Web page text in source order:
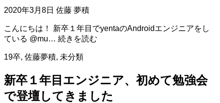
2020年3月8日 佐藤 夢積
こんにちは！ 新卒１年目でyentaのAndroidエンジニアをし
ている @mu… 続きを読む
意
19卒, 佐藤夢積, 未分類
新卒１年目エンジニア、初めて勉強会
で登壇してきました